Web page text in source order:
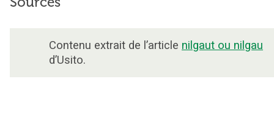
Contenu extrait de l’article nilgaut ou nilgau
d’Usito.